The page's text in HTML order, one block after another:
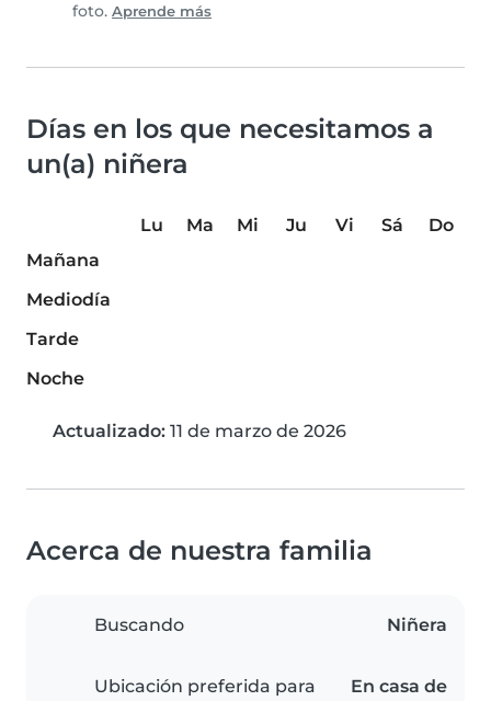
foto. Aprende más
Días en los que necesitamos a
un(a) niñera
Lu Ma Mi Ju Vi Sá
Do
Mañana
Mediodía
Tarde
Noche
Actualizado: 11 de marzo de 2026
Acerca de nuestra familia
Buscando Niñera
Ubicación preferida para
En casa de